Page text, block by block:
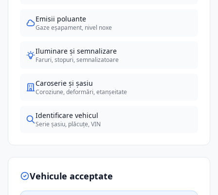
Emisii poluante
Gaze eșapament, nivel noxe
Iluminare și semnalizare
Faruri, stopuri, semnalizatoare
Caroserie și șasiu
Coroziune, deformări, etanșeitate
Identificare vehicul
Serie șasiu, plăcuțe, VIN
Vehicule acceptate